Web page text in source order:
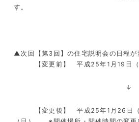
す。
▲次回【第3回】の住宅説明会の日程が
【変更前】 平成25年1月19日（
↓
【変更後】 平成25年1月26日（